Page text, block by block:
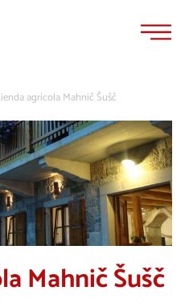
agricola Mahnič Šušč
Mahnič Šušč